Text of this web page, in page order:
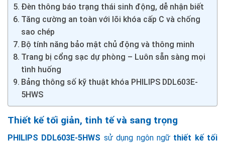
Đèn thông báo trạng thái sinh động, dễ nhận biết
Tăng cường an toàn với lõi khóa cấp C và chống
sao chép
Bộ tính năng bảo mật chủ động và thông minh
Trang bị cổng sạc dự phòng – Luôn sẵn sàng mọi
tình huống
Bảng thông số kỹ thuật khóa PHILIPS DDL603E-
5HWS
Thiết kế tối giản, tinh tế và sang trọng
PHILIPS DDL603E-5HWS sử dụng ngôn ngữ thiết kế tối